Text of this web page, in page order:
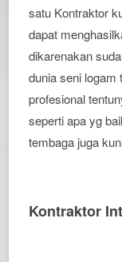
satu Kontraktor
dapat
dikarenakan
dunia seni logam
profesional
seperti apa yg
tembaga juga
Kontraktor